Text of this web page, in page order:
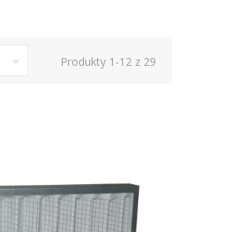
Produkty 1 -12 z 29